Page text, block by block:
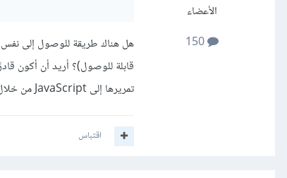
الأعضاء
150
تمريرها إلى JavaScript من خلال جانغو Django.
اقتباس